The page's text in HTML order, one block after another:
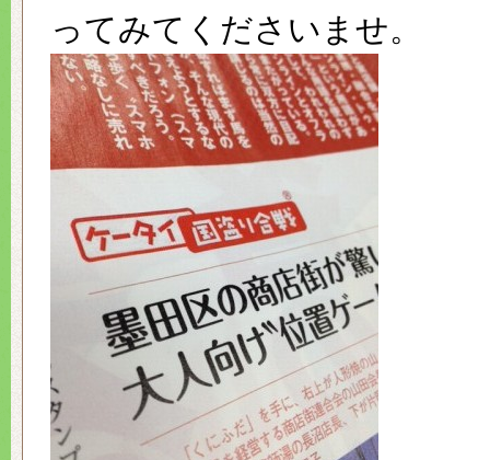
ってみてくださいませ。